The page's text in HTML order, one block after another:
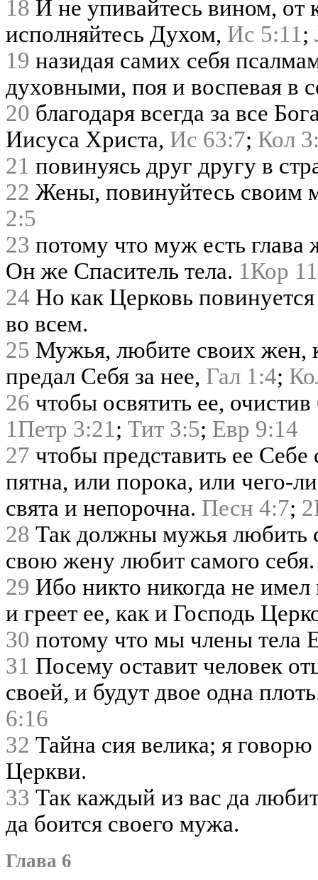
18 И не упивайтесь вином, от
исполняйтесь Духом, Ис 5:11 ;
19 назидая самих себя
духовными, поя и воспевая в
20 благодаря всегда за все
Иисуса Христа, Ис 63:7; Кол
21 повинуясь друг другу в
22 Жены, повинуйтесь своим
2:5
23 потому что муж есть
Он же Спаситель тела. 1Кор
24 Но как Церковь
во всем.
25 Мужья, любите своих жен,
предал Себя за нее, Гал 1:4;
26 чтобы освятить ее,
1Петр 3:21 ; Тит 3:5; Евр 9:14
27 чтобы представить ее
пятна, или порока, или чего-
свята и непорочна. Песн 4:7;
28 Так должны мужья любить
свою жену любит самого себя.
29 Ибо никто никогда не имел
и греет ее, как и Господь
30 потому что мы члены тела
31 Посему оставит человек
своей, и будут двое одна
6:16
32 Тайна сия велика; я
Церкви.
33 Так каждый из вас да
да боится своего мужа.
Глава 6